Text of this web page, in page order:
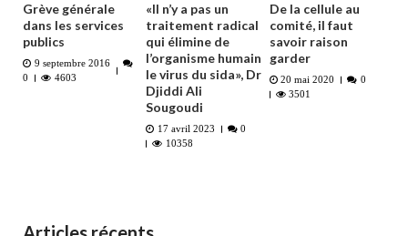
Grève générale
dans les services
publics
9 septembre 2016
0
4603
«Il n’y a pas un
traitement radical
qui élimine de
l’organisme humain
le virus du sida», Dr
Djiddi Ali
Sougoudi
17 avril 2023
0
10358
De la cellule au
comité, il faut
savoir raison
garder
20 mai 2020
0
3501